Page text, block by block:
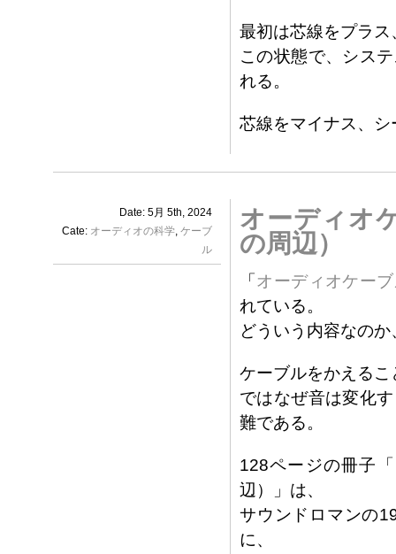
最初は芯線をプラ
この状態で、シス
れる。
芯線をマイナス、
Date: 5月 5th, 2024
Cate: オーディオの科学, ケーブ
ル
オーディオ
の周辺）
「 オーディオケー
れている。
どういう内容なの
ケーブルをかえる
ではなぜ音は変化
難である。
128ページの冊子
辺）」は、
サウンドロマンの
に、